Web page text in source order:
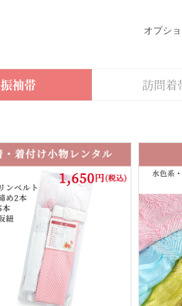
オプシ
振袖帯 訪問着